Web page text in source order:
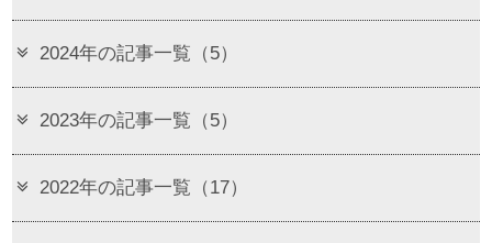
2024年の記事一覧（5）
2023年の記事一覧（5）
2022年の記事一覧（17）